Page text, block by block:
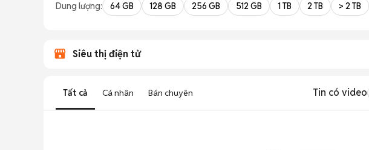
Dung lượng: 64 GB 128 GB 256 GB 512 GB 1 TB 2 TB > 2 TB
Siêu thị điện tử
Tất cả Cá nhân Bán chuyên Tin có video